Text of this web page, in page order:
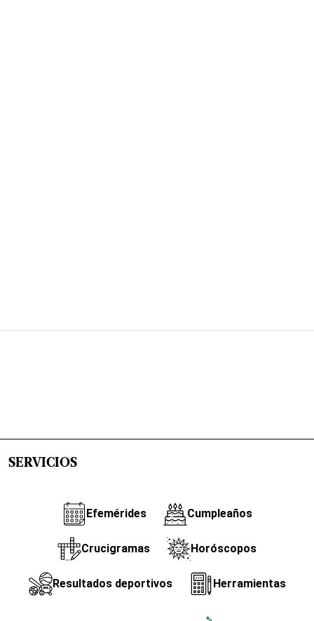
SERVICIOS
Efemérides Cumpleaños
Crucigramas Horóscopos
Resultados deportivos Herramientas